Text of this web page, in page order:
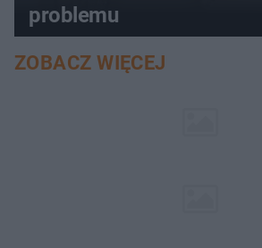
problemu
ZOBACZ WIĘCEJ